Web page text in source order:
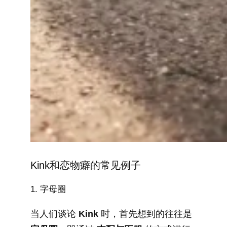
Kink和恋物癖的常见例子
1. 字母圈
当人们谈论 Kink 时，首先想到的往往是